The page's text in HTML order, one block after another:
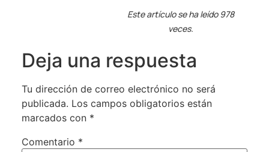
Este artículo se ha leído 978
veces.
Deja una respuesta
Tu dirección de correo electrónico no será
publicada. Los campos obligatorios están
marcados con *
Comentario *